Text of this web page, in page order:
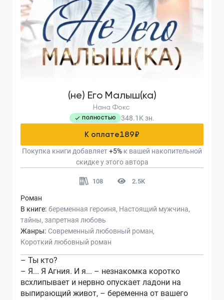
(не) Его Малыш(ка)
Нана Фокс
ПОЛНОСТЬЮ 348.1K зн.
К оплате189₽
Покупка книги добавляет+5% к вашей накопительной
скидке у этого автора
108 2.5K
Роман
В книге: беременная героиня Настоящий мужчина
тайны запретная любовь
Жанры: Современный любовный роман
Короткий любовный роман
– Ты кто?
– Я... Я Агния. И я... – незнакомка коротко
всхлипывает и нервно опускает ладони на
выпирающий живот, – беременна от вашего